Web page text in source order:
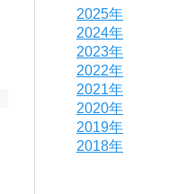
2025年
2024年
2023年
2022年
2021年
2020年
2019年
2018年